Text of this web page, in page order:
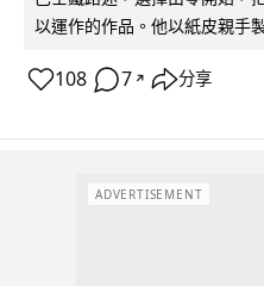
以運作的作品。他以紙皮親手
108 7 ↗ 分享
ADVERTISEMENT